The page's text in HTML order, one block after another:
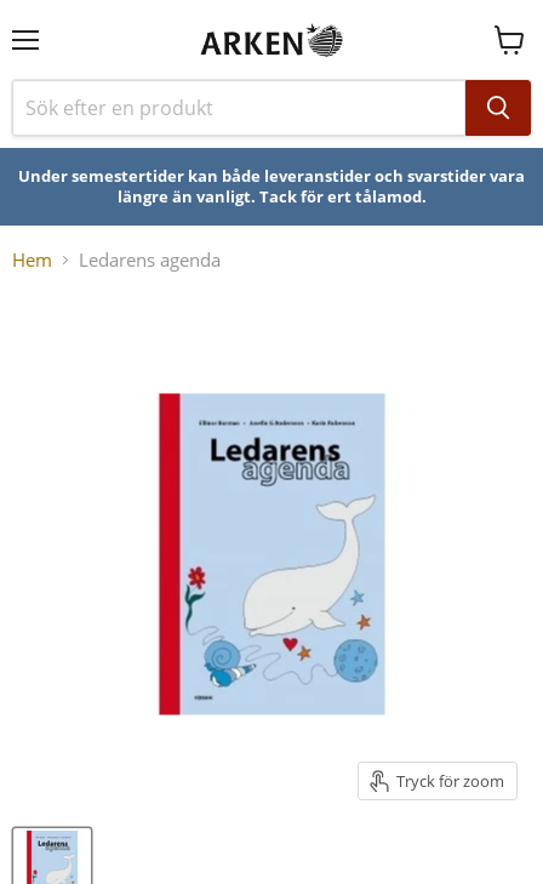
Se
Under semestertider kan både leveranstider och svarstider vara
längre än vanligt. Tack för ert tålamod.
Hem Ledarens agenda
Tryck för zoom